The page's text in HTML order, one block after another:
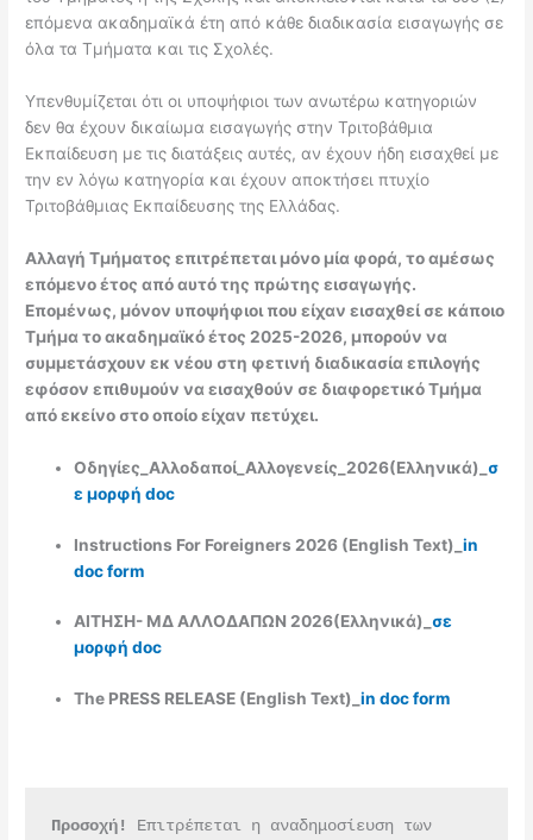
επόμενα ακαδημαϊκά έτη από κάθε διαδικασία εισαγωγής σε
όλα τα Τμήματα και τις Σχολές.
Υπενθυμίζεται ότι οι υποψήφιοι των ανωτέρω κατηγοριών
δεν θα έχουν δικαίωμα εισαγωγής στην Τριτοβάθμια
Εκπαίδευση με τις διατάξεις αυτές, αν έχουν ήδη εισαχθεί με
την εν λόγω κατηγορία και έχουν αποκτήσει πτυχίο
Τριτοβάθμιας Εκπαίδευσης της Ελλάδας.
Αλλαγή Τμήματος επιτρέπεται μόνο μία φορά, το αμέσως
επόμενο έτος από αυτό της πρώτης εισαγωγής.
Επομένως, μόνον υποψήφιοι που είχαν εισαχθεί σε κάποιο
Τμήμα το ακαδημαϊκό έτος 2025-2026, μπορούν να
συμμετάσχουν εκ νέου στη φετινή διαδικασία επιλογής
εφόσον επιθυμούν να εισαχθούν σε διαφορετικό Τμήμα
από εκείνο στο οποίο είχαν πετύχει.
Οδηγίες Αλλοδαποί_ Αλλογενείς _2026(Ελληνικά)_σ
ε μορφή doc
Instructions For Foreigners 2026 (English Text)_in
doc form
ΑΙΤΗΣΗ- ΜΔ ΑΛΛΟΔΑΠΩΝ 2026(Ελληνικά)_σε
μορφή doc
The PRESS RELEASE (English Text)_in doc form
Προσοχή!
Επιτρέπεται η αναδημοσίευση των